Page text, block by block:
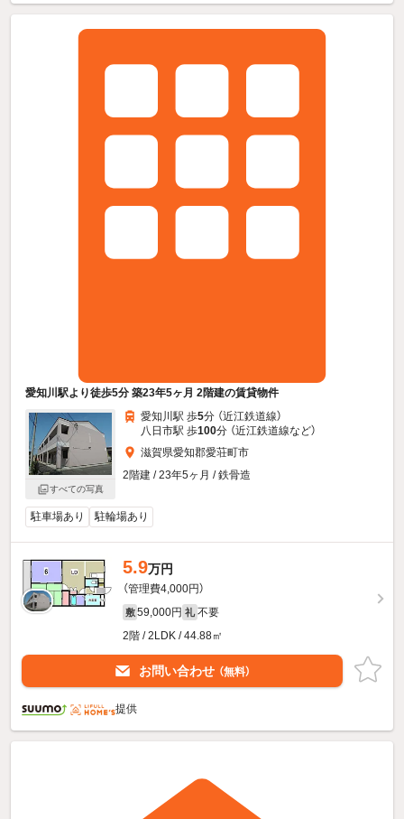
愛知川駅より徒歩5分 築23年5ヶ月 2階建の賃貸物件
すべての写真
愛知川駅 歩5分 （近江鉄道線）
八日市駅 歩100分 （近江鉄道線など）
滋賀県愛知郡愛荘町市
2階建 / 23年5ヶ月 / 鉄骨造
駐車場あり 駐輪場あり
5.9万円
（管理費4,000円）
敷 59,000円 礼 不要
2階 / 2LDK / 44.88㎡
お問い合わせ （無料）
提供